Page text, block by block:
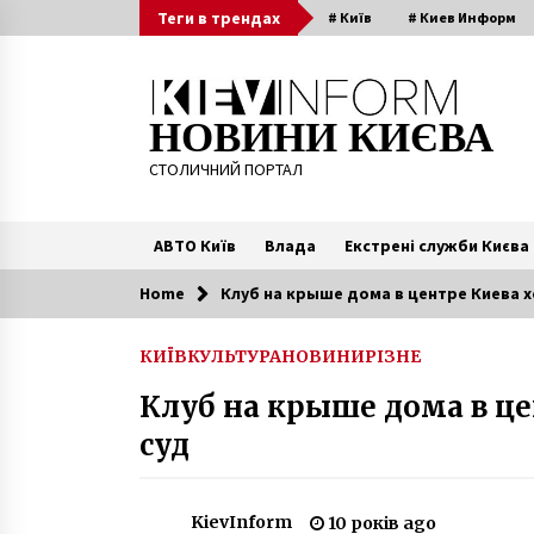
to
Теги в трендах # Київ # Киев Информ
НОВИНИ КИЄВА
СТОЛИЧНИЙ ПОРТАЛ
АВТО Київ Влада Екстрені служби Києва
Читають зараз
памятник
8 років ago
хірурга
Home Клуб на крыше дома в центре Киева
КИЇВКУЛЬТУРАНОВИНИРІЗНЕ
Клуб на крыше дома в
суд
KievInform 10 років ago